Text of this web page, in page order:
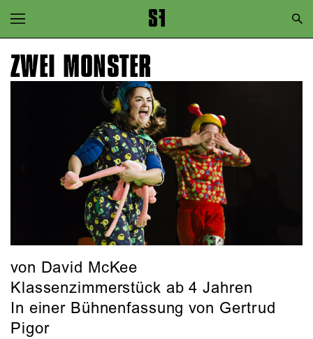
Zur Hauptnavigation springen
Zum Hauptinhalt springen
Zum Footer springen
ZWEI MONSTER
von David McKee
Klassenzimmerstück ab 4 Jahren
In einer Bühnenfassung von Gertrud
Pigor